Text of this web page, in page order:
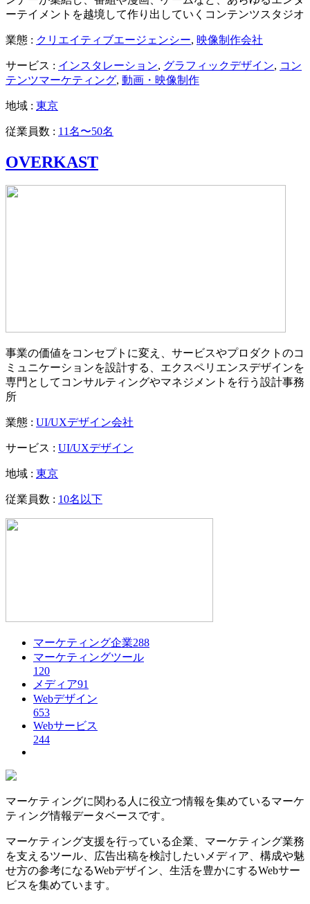
ーテイメントを越境して作り出していくコンテンツスタジオ
業態 : クリエイティブエージェンシー, 映像制作会社
サービス : インスタレーション, グラフィックデザイン, コン
テンツマーケティング, 動画・映像制作
地域 : 東京
従業員数 : 11名〜50名
OVERKAST
事業の価値をコンセプトに変え、サービスやプロダクトのコ
ミュニケーションを設計する、エクスペリエンスデザインを
専門としてコンサルティングやマネジメントを行う設計事務
所
業態 : UI/UXデザイン会社
サービス : UI/UXデザイン
地域 : 東京
従業員数 : 10名以下
マーケティング企業288
マーケティングツール
120
メディア91
Webデザイン
653
Webサービス
244
マーケティングに関わる人に役立つ情報を集めているマーケ
ティング情報データベースです。
マーケティング支援を行っている企業、マーケティング業務
を支えるツール、広告出稿を検討したいメディア、構成や魅
せ方の参考になるWebデザイン、生活を豊かにするWebサー
ビスを集めています。